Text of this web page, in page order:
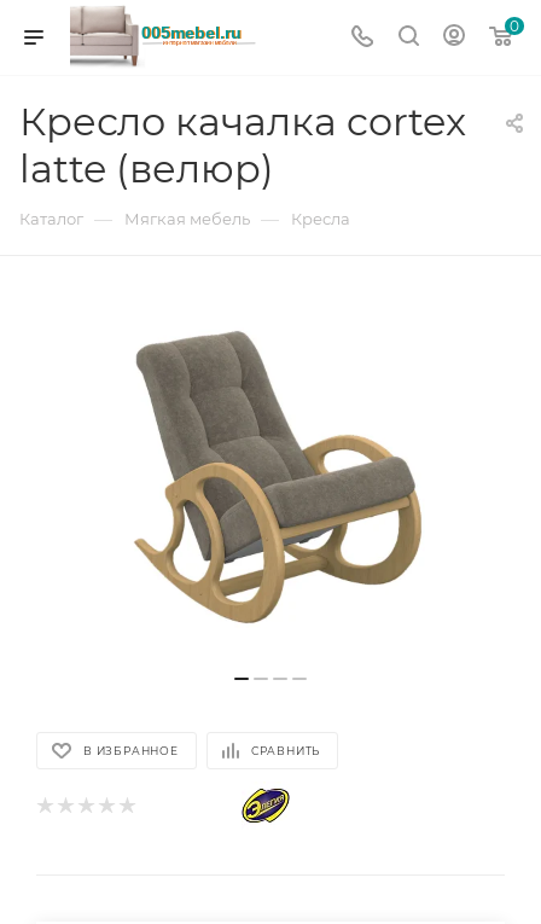
0
Кресло качалка cortex
latte (велюр)
Каталог — Мягкая мебель — Кресла
В ИЗБРАННОЕ СРАВНИТЬ